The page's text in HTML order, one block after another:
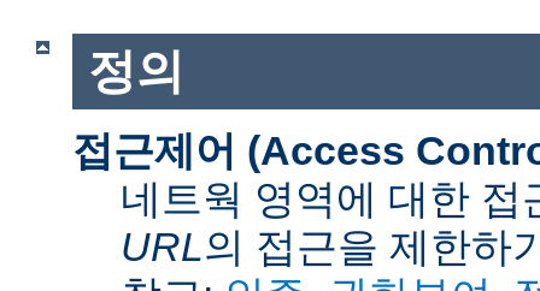
정의
접근제어 (Access
네트웍 영역에 대한
URL의 접근을 제한하